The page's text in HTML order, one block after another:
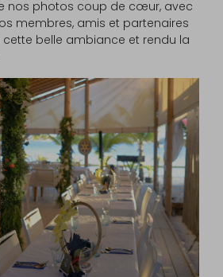
nos photos coup de cœur, avec
membres, amis et partenaires
belle ambiance et rendu la